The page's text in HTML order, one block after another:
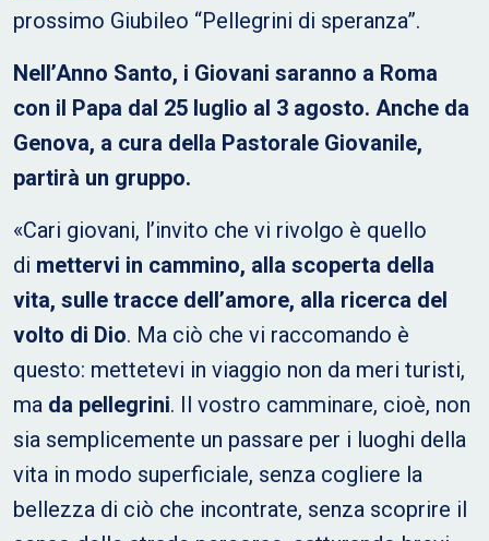
prossimo Giubileo “Pellegrini di speranza”.
Nell’Anno Santo, i Giovani saranno a Roma
con il Papa dal 25 luglio al 3 agosto. Anche da
Genova, a cura della Pastorale Giovanile,
partirà un gruppo.
«Cari giovani, l’invito che vi rivolgo è quello
di mettervi in cammino, alla scoperta della
vita, sulle tracce dell’amore, alla ricerca del
volto di Dio. Ma ciò che vi raccomando è
questo: mettetevi in viaggio non da meri turisti,
ma da pellegrini. Il vostro camminare, cioè, non
sia semplicemente un passare per i luoghi della
vita in modo superficiale, senza cogliere la
bellezza di ciò che incontrate, senza scoprire il